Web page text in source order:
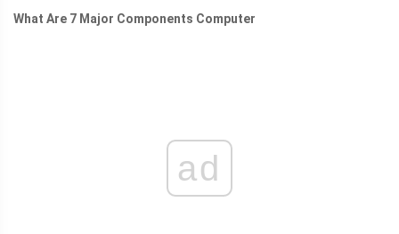
What Are 7 Major Components Computer
ad